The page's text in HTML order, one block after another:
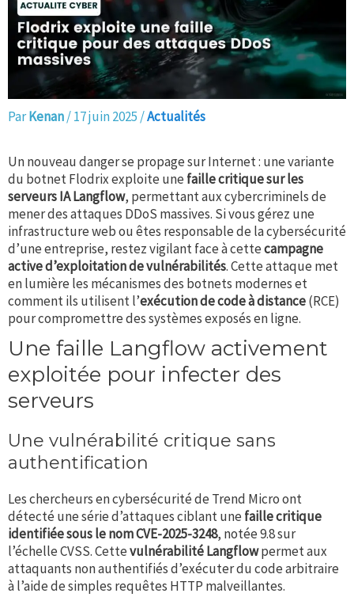
ParKenan/17 juin 2025 /Actualités
Un nouveau danger se propage sur Internet : une variante
du botnet Flodrix exploite une faille critique sur les
serveurs IA Langflow, permettant aux cybercriminels de
mener des attaques DDoS massives. Si vous gérez une
infrastructure web ou êtes responsable de la cybersécurité
d’une entreprise, restez vigilant face à cettecampagne
active d’exploitation de vulnérabilités. Cette attaque met
en lumière les mécanismes des botnets modernes et
comment ils utilisent l’exécution de code à distance(RCE)
pour compromettre des systèmes exposés en ligne.
Une faille Langflow activement
exploitée pour infecter des
serveurs
Une vulnérabilité critique sans
authentification
Les chercheurs en cybersécurité de Trend Micro ont
détecté une série d’attaques ciblant une faille critique
identifiée sous le nom CVE-2025-3248, notée 9.8 sur
l’échelle CVSS. Cettevulnérabilité Langflowpermet aux
attaquants non authentifiés d’exécuter du code arbitraire
à l’aide de simples requêtes HTTP malveillantes.